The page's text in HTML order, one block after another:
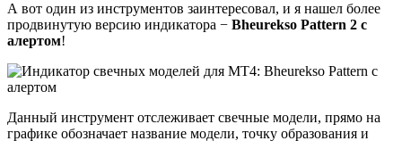
А вот один из инструментов заинтересовал, и я нашел более
продвинутую версию индикатора − Bheurekso Pattern 2 с
алертом!
Данный инструмент отслеживает свечные модели, прямо на
графике обозначает название модели, точку образования и